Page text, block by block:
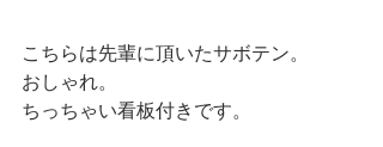
こちらは先輩に頂いたサボテン。
おしゃれ。
ちっちゃい看板付きです。